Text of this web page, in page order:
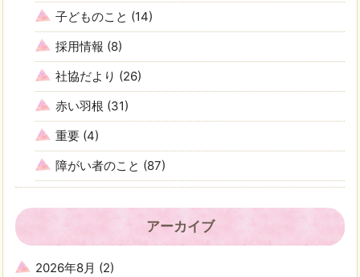
子どものこと (14)
採用情報 (8)
社協だより (26)
赤い羽根 (31)
重要 (4)
障がい者のこと (87)
アーカイブ
2026年8月 (2)